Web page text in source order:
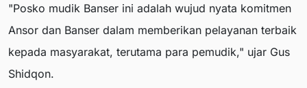
"Posko mudik Banser ini adalah wujud nyata komitmen
Ansor dan Banser dalam memberikan pelayanan terbaik
kepada masyarakat, terutama para pemudik," ujar Gus
Shidqon.